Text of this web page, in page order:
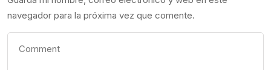
navegador para la próxima vez que comente.